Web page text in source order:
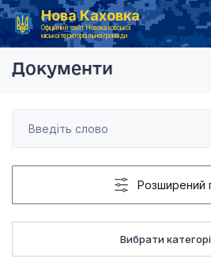
Нова Каховка
Офіційний сайт Новокаховської
міської територіальної громади
Головна Рішення
Документи
Розширений
Вибрати